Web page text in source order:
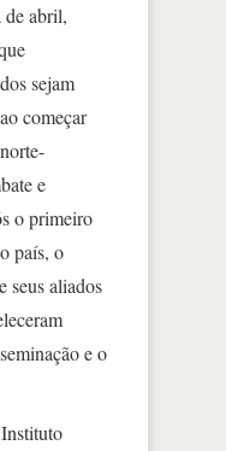
de abril,
sejam
começar
e
o primeiro
país, o
seus aliados
e o